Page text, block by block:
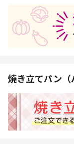
焼き立てパン（